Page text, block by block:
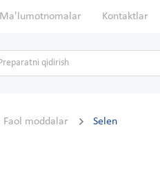
Ma'lumotnomalar Kontaktlar
Faol moddalar Selen